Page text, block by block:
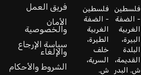
فلسطين
- الضفة
الغربية
البيرة،
البلدة
القديمة،
ش. البدر
فلسطين
- الضفة
الغربية
الطيرة،
خلف
السرية،
ش.
فريق العمل
الأمان
والخصوصية
سياسة الإرجاع
والإلغاء
الشروط والأحكام